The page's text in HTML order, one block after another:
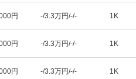
円 -/3.3万円/-/- 1K
円 -/3.3万円/-/- 1K
円 -/3.3万円/-/- 1K